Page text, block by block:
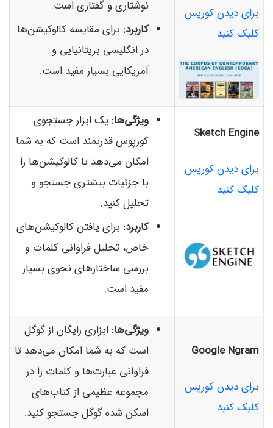
برای دیدن کورپس
کلیک کنید
نوشتاری و گفتاری است.
کاربرد: برای مقایسه کالوکیشن‌ها
در انگلیسی بریتانیایی و
آمریکایی بسیار مفید است.
Sketch Engine
برای دیدن کورپس
کلیک کنید
ویژگی‌ها: یک ابزار جستجوی
کورپوس قدرتمند است که به شما
امکان می‌دهد تا کالوکیشن‌ها را
با جزئیات بیشتری جستجو و
تحلیل کنید.
کاربرد: برای یافتن کالوکیشن‌های
خاص، تحلیل فراوانی کلمات و
بررسی ساختارهای نحوی بسیار
مفید است.
Google Ngram
برای دیدن کورپس
کلیک کنید
ویژگی‌ها: ابزاری رایگان از گوگل
است که به شما امکان می‌دهد تا
فراوانی عبارت‌ها و کلمات را در
مجموعه عظیمی از کتاب‌های
اسکن شده گوگل جستجو کنید.